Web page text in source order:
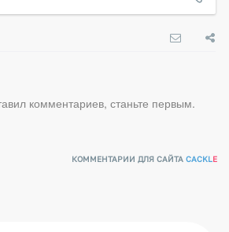
комментариев, станьте первым.
КОММЕНТАРИИ ДЛЯ САЙТАCACKLE